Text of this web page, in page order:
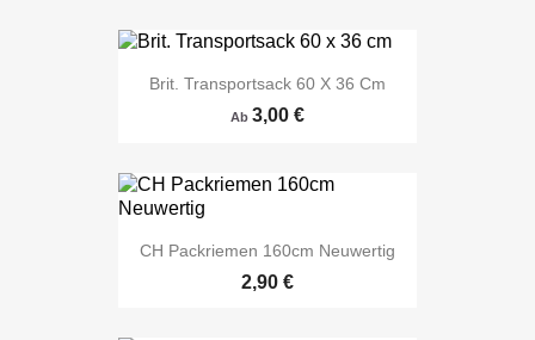
Brit. Transportsack 60 X 36 Cm
Ab 3,00 €
CH Packriemen 160cm Neuwertig
2,90 €